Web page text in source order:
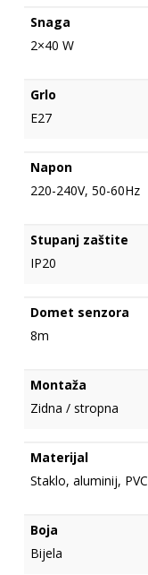
Snaga
2×40 W
Grlo
E27
Napon
220-240V, 50-60Hz
Stupanj zaštite
IP20
Domet senzora
8m
Montaža
Zidna / stropna
Materijal
Staklo, aluminij, PVC
Boja
Bijela